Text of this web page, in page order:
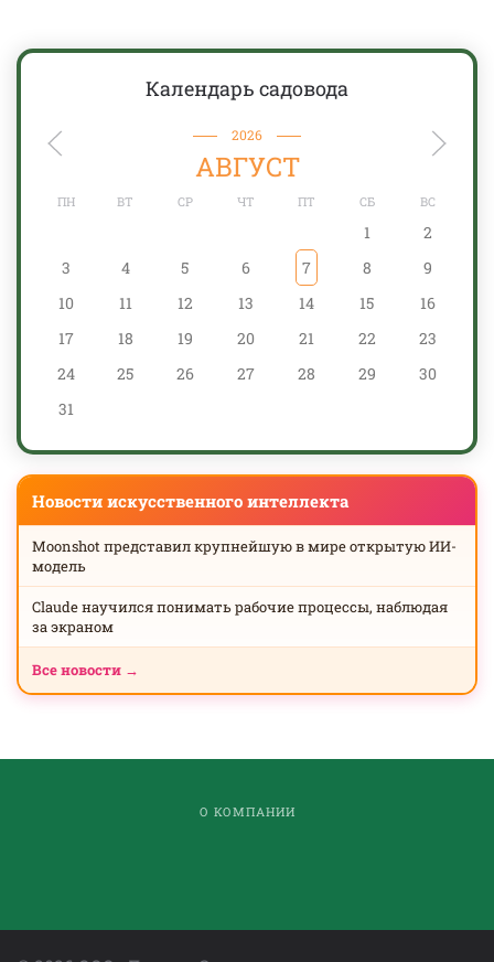
Календарь садовода
2026
АВГУСТ
ПН ВТ СР ЧТ ПТ СБ ВС
1
2
3
4 5 6 7 8
9
10
11 12 13 14 15
16
17
18 19 20 21 22
23
24
25 26 27 28 29
30
31
Новости искусственного интеллекта
Moonshot представил крупнейшую в мире открытую ИИ-
модель
Claude научился понимать рабочие процессы, наблюдая
за экраном
Все новости →
О КОМПАНИИ